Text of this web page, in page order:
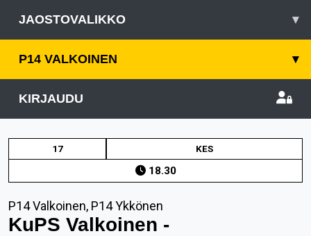
JAOSTOVALIKKO ▾
P14 VALKOINEN ▾
KIRJAUDU
17 KES
18.30
P14 Valkoinen, P14 Ykkönen
KuPS Valkoinen -